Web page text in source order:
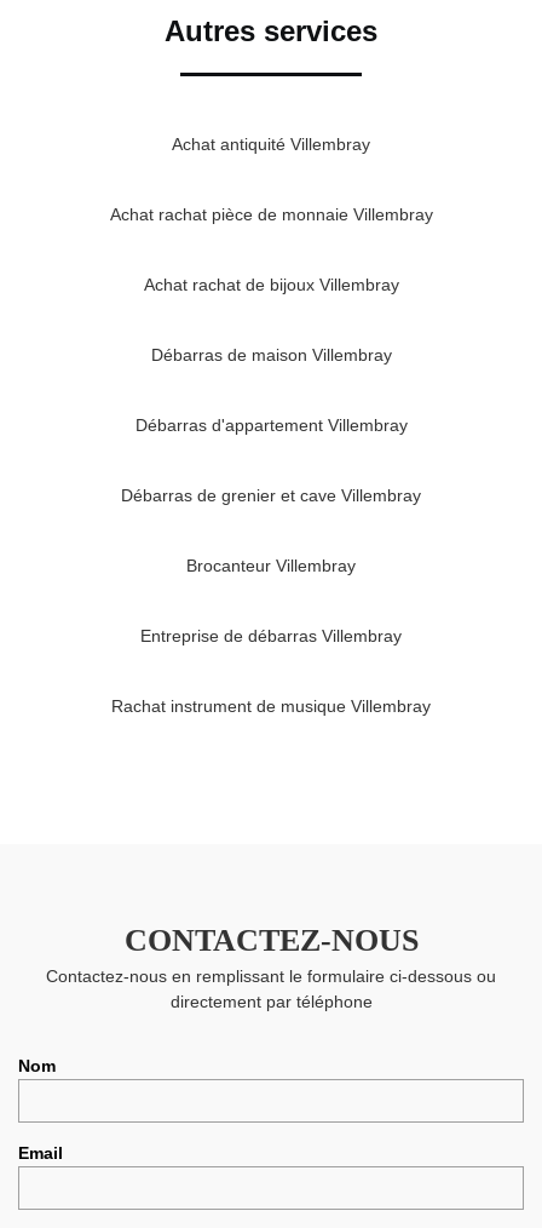
Autres services
Achat antiquité Villembray
Achat rachat pièce de monnaie Villembray
Achat rachat de bijoux Villembray
Débarras de maison Villembray
Débarras d'appartement Villembray
Débarras de grenier et cave Villembray
Brocanteur Villembray
Entreprise de débarras Villembray
Rachat instrument de musique Villembray
CONTACTEZ-NOUS
Contactez-nous en remplissant le formulaire ci-dessous ou
directement par téléphone
Nom
Email